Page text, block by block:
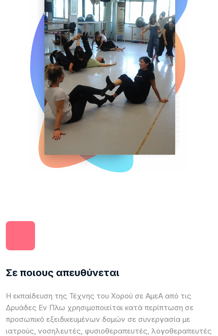
Σε ποιους απευθύνεται
H εκπαίδευση της Τέχνης του Χορού σε ΑμεΑ από τις
Δρυάδες Εν Πλω χρησιμοποιείται κατά περίπτωση σε
προσωπικό εξειδικευμένων δομών σε συνεργασία με
ιατρούς, νοσηλευτές, φυσιοθεραπευτές, λογοθεραπευτές